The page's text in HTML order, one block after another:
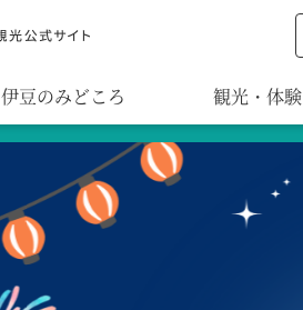
伊豆のみどころ
あそぶ
あじわう
観光・体験